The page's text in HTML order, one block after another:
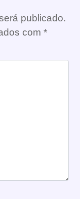
publicado.
com *